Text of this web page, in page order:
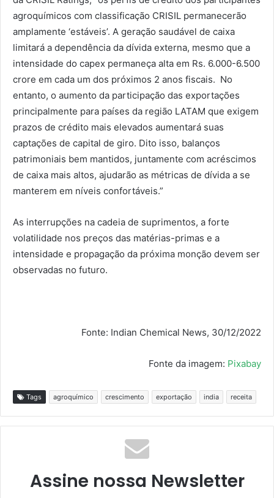
agroquímicos com classificação CRISIL permanecerão
amplamente ‘estáveis’. A geração saudável de caixa
limitará a dependência da dívida externa, mesmo que a
intensidade do capex permaneça alta em Rs. 6.000-6.500
crore em cada um dos próximos 2 anos fiscais. No
entanto, o aumento da participação das exportações
principalmente para países da região LATAM que exigem
prazos de crédito mais elevados aumentará suas
captações de capital de giro. Dito isso, balanços
patrimoniais bem mantidos, juntamente com acréscimos
de caixa mais altos, ajudarão as métricas de dívida a se
manterem em níveis confortáveis.”
As interrupções na cadeia de suprimentos, a forte
volatilidade nos preços das matérias-primas e a
intensidade e propagação da próxima monção devem ser
observadas no futuro.
Fonte: Indian Chemical News, 30/12/2022
Fonte da imagem: Pixabay
Tags agroquímico crescimento exportação india receita
Assine nossa Newsletter